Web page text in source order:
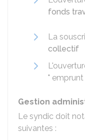
fonds
La
collectif
"
Gestion
Le syndic doit
suivantes :